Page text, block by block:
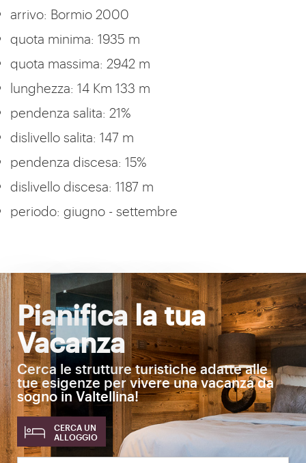
arrivo: Bormio 2000
quota minima: 1935 m
quota massima: 2942 m
lunghezza: 14 Km 133 m
pendenza salita: 21%
dislivello salita: 147 m
pendenza discesa: 15%
dislivello discesa: 1187 m
periodo: giugno - settembre
Pianifica la tua
Vacanza
Cerca le strutture turistiche adatte alle
tue esigenze per vivere una vacanza da
sogno in Valtellina!
CERCA UN
ALLOGGIO